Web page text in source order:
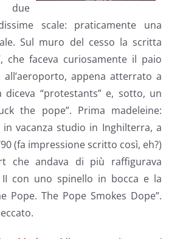
due
scale: praticamente una
Sul muro del cesso la scritta
che faceva curiosamente il paio
appena atterrato a
diceva “protestants” e, sotto, un
the pope”. Prima madeleine:
vacanza studio in Inghilterra, a
(fa impressione scritto così, eh?)
che andava di più raffigurava
II con uno spinello in bocca e la
Pope. The Pope Smokes Dope”.